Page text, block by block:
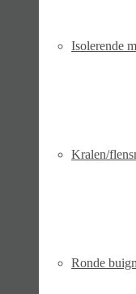
Isolerende
Kralen/
Ronde